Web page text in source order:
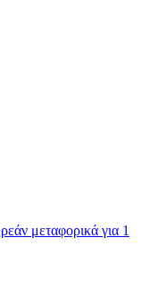
μεταφορικά για 1